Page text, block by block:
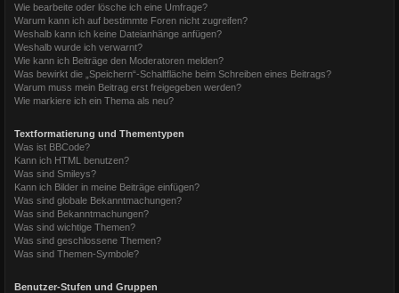
Wie bearbeite oder lösche ich eine Umfrage?
Warum kann ich auf bestimmte Foren nicht zugreifen?
Weshalb kann ich keine Dateianhänge anfügen?
Weshalb wurde ich verwarnt?
Wie kann ich Beiträge den Moderatoren melden?
Was bewirkt die „Speichern“-Schaltfläche beim Schreiben eines Beitrags?
Warum muss mein Beitrag erst freigegeben werden?
Wie markiere ich ein Thema als neu?
Textformatierung und Thementypen
Was ist BBCode?
Kann ich HTML benutzen?
Was sind Smileys?
Kann ich Bilder in meine Beiträge einfügen?
Was sind globale Bekanntmachungen?
Was sind Bekanntmachungen?
Was sind wichtige Themen?
Was sind geschlossene Themen?
Was sind Themen-Symbole?
Benutzer-Stufen und Gruppen